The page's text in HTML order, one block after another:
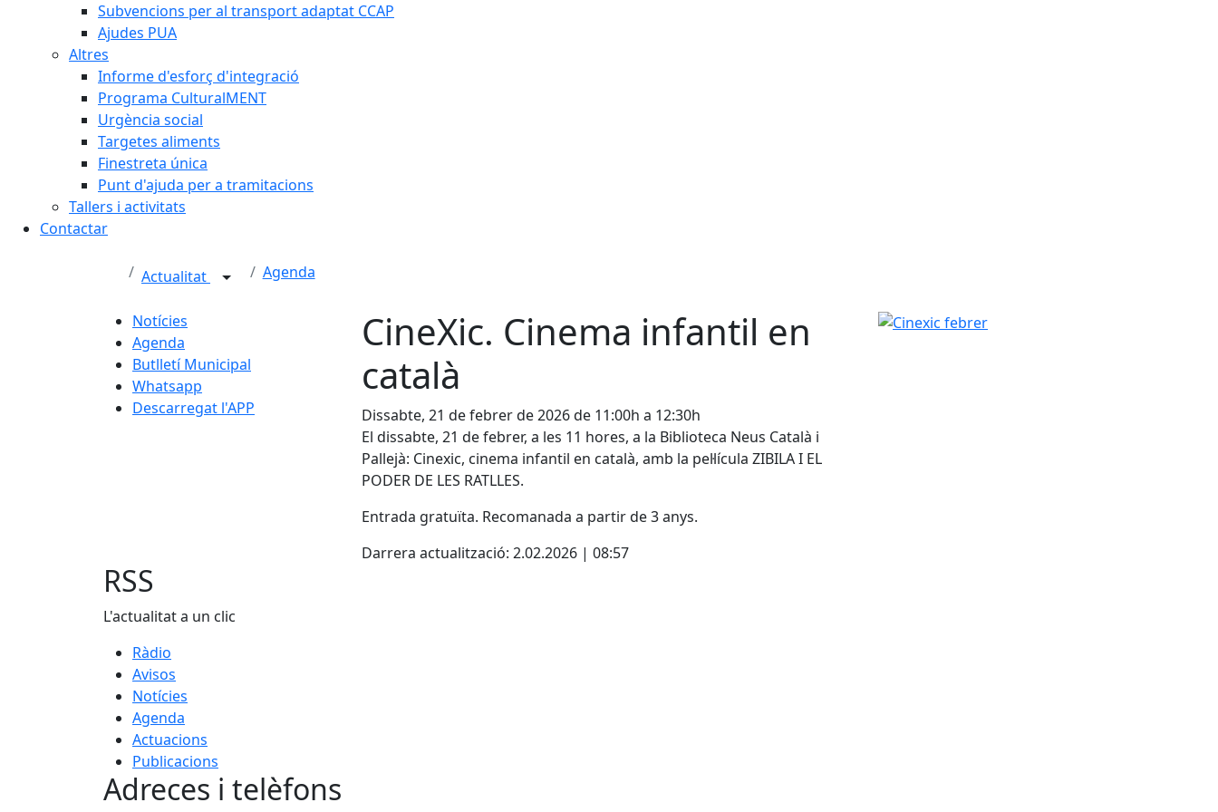
Subvencions per al transport adaptat CCAP
Ajudes PUA
Altres
Informe d'esforç d'integració
Programa CulturalMENT
Urgència social
Targetes aliments
Finestreta única
Punt d'ajuda per a tramitacions
Tallers i activitats
Contactar
Actualitat Agenda
Notícies
Agenda
Butlletí Municipal
Whatsapp
Descarregat l'APP
CineXic. Cinema infantil en
català
Dissabte, 21 de febrer de 2026 de 11:00h a 12:30h
El dissabte, 21 de febrer, a les 11 hores, a la Biblioteca Neus Català i
Pallejà: Cinexic, cinema infantil en català, amb la pel·lícula ZIBILA I EL
PODER DE LES RATLLES.
Entrada gratuïta. Recomanada a partir de 3 anys.
Darrera actualització: 2.02.2026 | 08:57
Cinexic febrer
RSS
L'actualitat a un clic
Ràdio
Avisos
Notícies
Agenda
Actuacions
Publicacions
Adreces i telèfons